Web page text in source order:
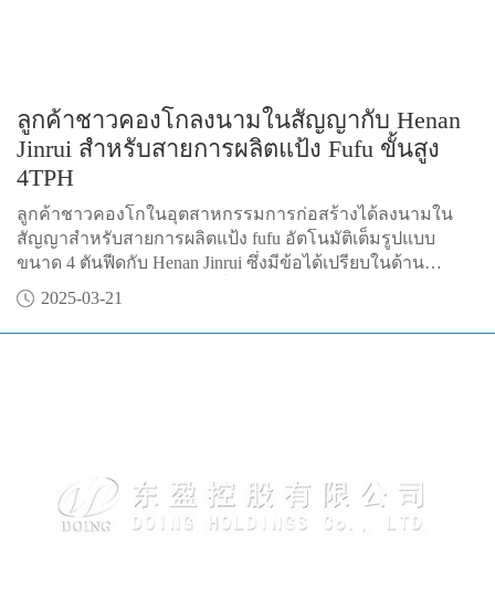
ลูกค้าชาวคองโกลงนามในสัญญากับ Henan
Jinrui สำหรับสายการผลิตแป้ง ​​Fufu ขั้นสูง
4TPH​
ลูกค้าชาวคองโกในอุตสาหกรรมการก่อสร้างได้ลงนามใน
สัญญาสำหรับสายการผลิตแป้ง ​​fufu อัตโนมัติเต็มรูปแบบ
ขนาด 4 ตันฟีดกับ Henan Jinrui ซึ่งมีข้อได้เปรียบในด้าน
ประสบการณ์ สายการผลิตที่หลากหลาย และทีมงานมืออาชีพ
นำไปสู่ความสำเร็จ
2025-03-21